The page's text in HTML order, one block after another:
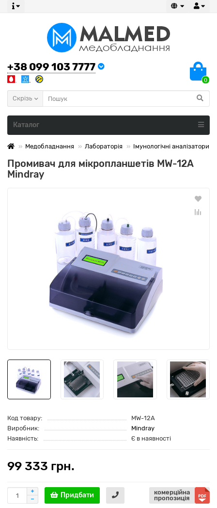
+38 099 103 7777
0
Скрізь
Каталог
Медобладнання Лабораторія Імунологічні аналізатори
Промивач для мікропланшетів MW-12A
Mindray
Код товару:
MW-12A
Виробник:
Mindray
Наявність:
Є в наявності
99 333 грн.
Придбати
комерційна
пропозиція